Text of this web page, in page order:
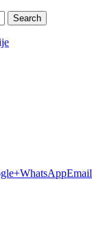
WhatsAppEmail